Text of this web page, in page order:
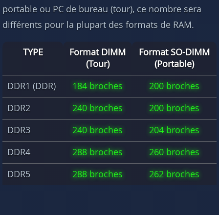
portable ou PC de bureau (tour), ce nombre sera
différents pour la plupart des formats de RAM.
TYPE
Format DIMM
(Tour)
Format SO-DIMM
(Portable)
DDR1 (DDR)
184 broches
200 broches
DDR2
240 broches
200 broches
DDR3
240 broches
204 broches
DDR4
288 broches
260 broches
DDR5
288 broches 262 broches